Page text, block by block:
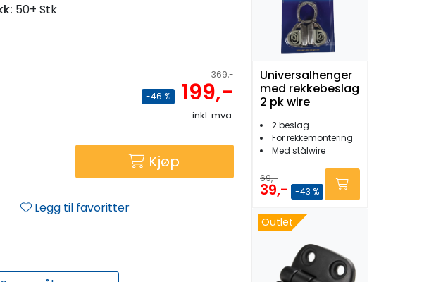
50+ Stk
369,-
-46 %
199,-
inkl. mva.
Kjøp
Legg til favoritter
Universalhenger
med rekkebeslag
2 pk wire
2 beslag
For rekkemontering
Med stålwire
69,-
39,- -43 %
Outlet